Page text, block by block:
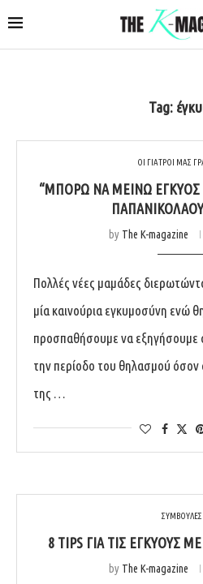
Tag:
ΟΙ ΓΙΑΤΡΟΙ ΜΑΣ
“ΜΠΟΡΏ ΝΑ ΜΕΊΝΩ
by The K-magazine
Πολλές νέες μαμάδες
μία καινούρια εγκυμοσύνη ενώ
προσπαθήσουμε να εξηγήσουμε
την περίοδο του θηλασμού
της …
ΣΥΜΒΟΥΛΕΣ
8 TIPS ΓΙΑ ΤΙΣ ΕΓΚΎΟΥΣ
by The K-magazine